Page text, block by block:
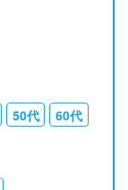
50代 60代